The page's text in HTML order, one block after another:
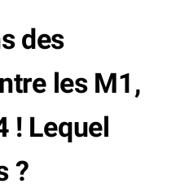
des
les M1,
! Lequel
?